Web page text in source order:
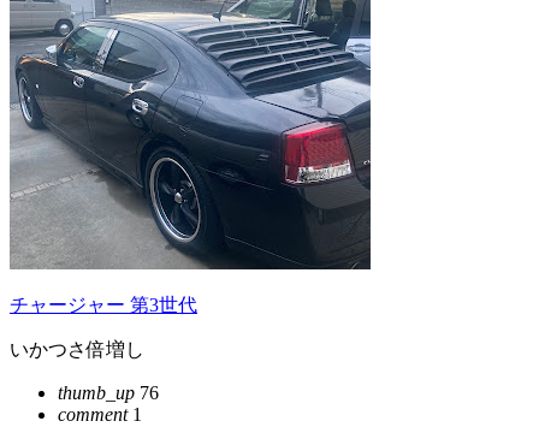
チャージャー 第3世代
いかつさ倍増し
thumb_up 76
comment1